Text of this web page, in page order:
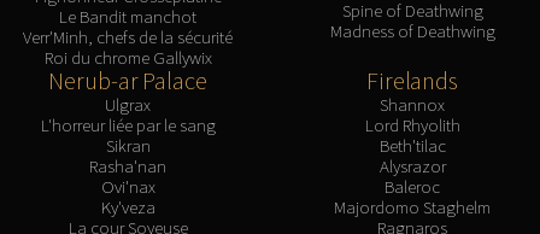
Le Bandit manchot
Verr'Minh, chefs de la sécurité
Roi du chrome Gallywix
Spine of Deathwing
Madness of Deathwing
Nerub-ar Palace
Ulgrax
L'horreur liée par le sang
Sikran
Rasha'nan
Ovi'nax
Ky'veza
La cour Soyeuse
Firelands
Shannox
Lord Rhyolith
Beth'tilac
Alysrazor
Baleroc
Majordomo Staghelm
Ragnaros